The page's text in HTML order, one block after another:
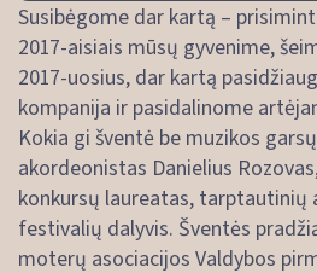
Susibėgome dar kartą –
2017-aisiais mūsų gyvenime,
2017-uosius, dar kartą
kompanija ir pasidalinome
Kokia gi šventė be muzikos
akordeonistas Danielius
konkursų laureatas, tarptautinių
festivalių dalyvis. Šventės
moterų asociacijos Valdybos